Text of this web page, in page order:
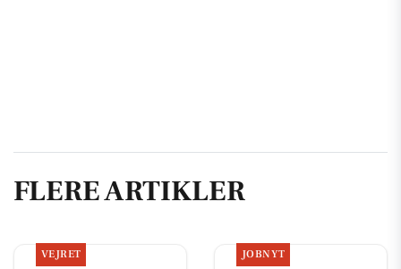
FLERE ARTIKLER
VEJRET JOBNYT